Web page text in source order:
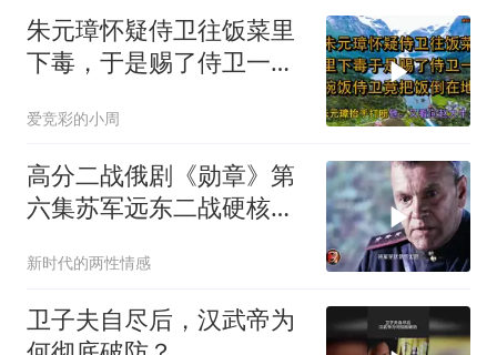
朱元璋怀疑侍卫往饭菜里
下毒，于是赐了侍卫一碗
用脚踩烂（一）
爱竞彩的小周
高分二战俄剧《勋章》第
六集苏军远东二战硬核战
新时代的两性情感
卫子夫自尽后，汉武帝为